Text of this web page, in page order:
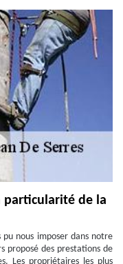
particularité de la
pu nous imposer dans notre
proposé des prestations de
Les propriétaires les plus